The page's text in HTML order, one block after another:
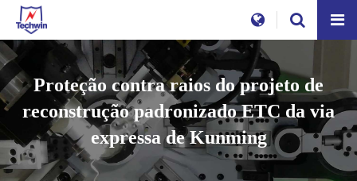
Proteção contra raios do projeto de
reconstrução padronizado ETC da via
expressa de Kunming